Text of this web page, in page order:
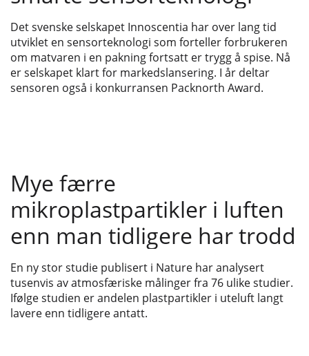
Det svenske selskapet Innoscentia har over lang tid
utviklet en sensorteknologi som forteller forbrukeren
om matvaren i en pakning fortsatt er trygg å spise. Nå
er selskapet klart for markedslansering. I år deltar
sensoren også i konkurransen Packnorth Award.
Mye færre
mikroplastpartikler i luften
enn man tidligere har trodd
En ny stor studie publisert i Nature har analysert
tusenvis av atmosfæriske målinger fra 76 ulike studier.
Ifølge studien er andelen plastpartikler i uteluft langt
lavere enn tidligere antatt.